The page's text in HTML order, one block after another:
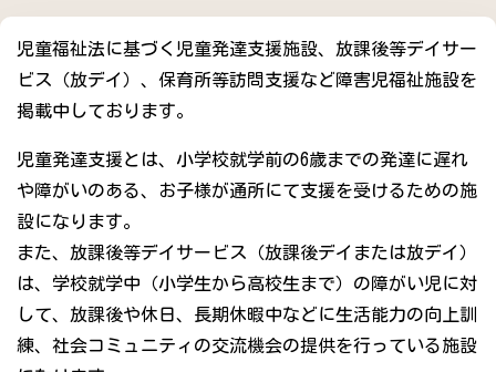
児童福祉法に基づく児童発達支援施設、放課後等デイサー
ビス（放デイ）、保育所等訪問支援など障害児福祉施設を
掲載中しております。
児童発達支援とは、小学校就学前の6歳までの発達に遅れ
や障がいのある、お子様が通所にて支援を受けるための施
設になります。
また、放課後等デイサービス（放課後デイまたは放デイ）
は、学校就学中（小学生から高校生まで）の障がい児に対
して、放課後や休日、長期休暇中などに生活能力の向上訓
練、社会コミュニティの交流機会の提供を行っている施設